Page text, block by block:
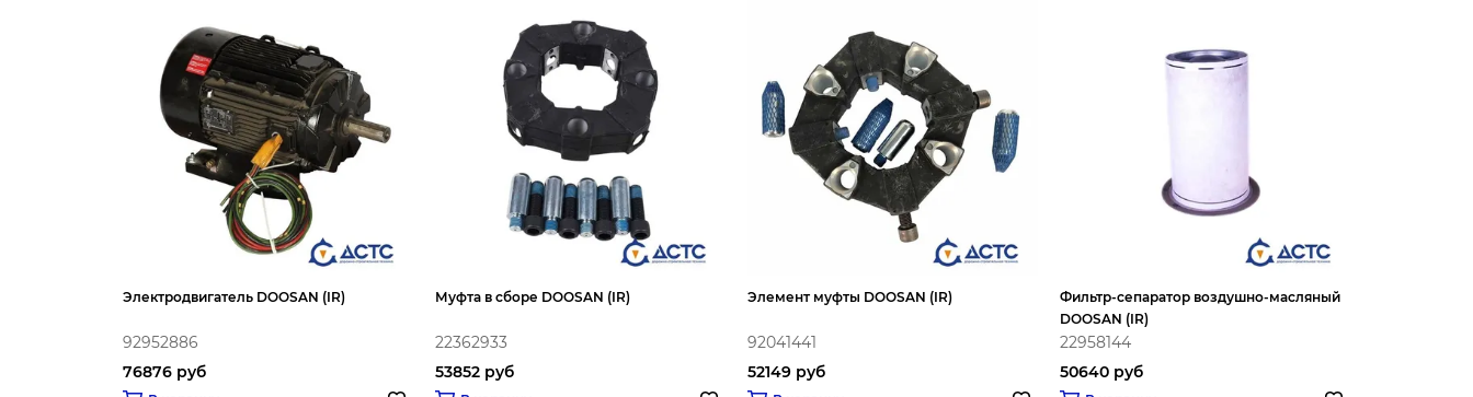
Электродвигатель DOOSAN (IR)
92952886
76876 руб
Муфта в сборе DOOSAN (IR)
22362933
53852 руб
Элемент муфты DOOSAN (IR)
92041441
52149 руб
Фильтр-сепаратор воздушно-масляный
DOOSAN (IR)
22958144
50640 руб